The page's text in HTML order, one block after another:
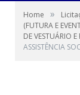
Home »
(FUTURA E
DE VESTUÁRIO
ASSISTÊNCIA